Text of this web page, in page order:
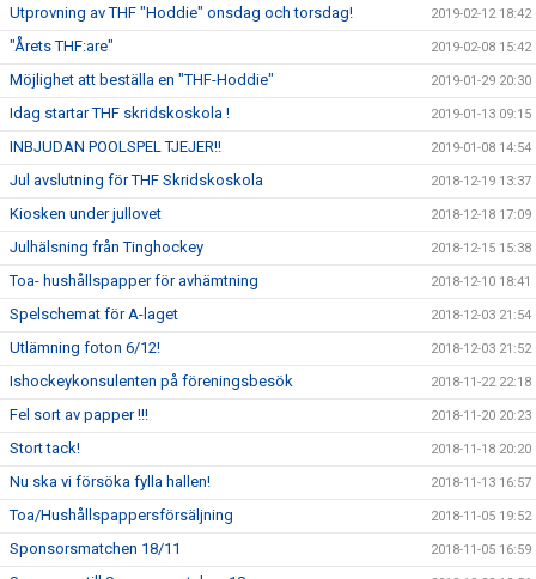
Utprovning av THF "Hoddie" onsdag och torsdag! 2019-02-12 18:42
"Årets THF:are" 2019-02-08 15:42
Möjlighet att beställa en "THF-Hoddie" 2019-01-29 20:30
Idag startar THF skridskoskola ! 2019-01-13 09:15
INBJUDAN POOLSPEL TJEJER!! 2019-01-08 14:54
Jul avslutning för THF Skridskoskola 2018-12-19 13:37
Kiosken under jullovet 2018-12-18 17:09
Julhälsning från Tinghockey 2018-12-15 15:38
Toa- hushållspapper för avhämtning 2018-12-10 18:41
Spelschemat för A-laget 2018-12-03 21:54
Utlämning foton 6/12! 2018-12-03 21:52
Ishockeykonsulenten på föreningsbesök 2018-11-22 22:18
Fel sort av papper !!! 2018-11-20 20:23
Stort tack! 2018-11-18 20:20
Nu ska vi försöka fylla hallen! 2018-11-13 16:57
Toa/Hushållspappersförsäljning 2018-11-05 19:52
Sponsorsmatchen 18/11 2018-11-05 16:59